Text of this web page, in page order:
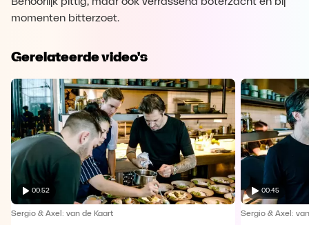
momenten bitterzoet.
Gerelateerde video's
00:52
Sergio & Axel: van de Kaart
00:45
Sergio & Axel: